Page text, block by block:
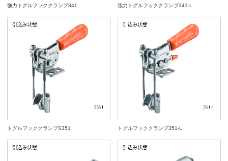
強力トグルフッククランプ341 強力トグルフッククランプ341-L
トグルフッククランプS351 トグルフッククランプ351-L